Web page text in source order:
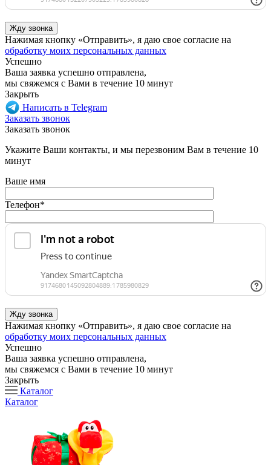
Нажимая кнопку «Отправить», я даю свое согласие на
обработку моих персональных данных
Успешно
Ваша заявка успешно отправлена,
мы свяжемся с Вами в течение 10 минут
Закрыть
Написать в Telegram
Заказать звонок
Заказать звонок
Укажите Ваши контакты, и мы перезвоним Вам в течение 10
минут
Ваше имя
Телефон*
Нажимая кнопку «Отправить», я даю свое согласие на
обработку моих персональных данных
Успешно
Ваша заявка успешно отправлена,
мы свяжемся с Вами в течение 10 минут
Закрыть
Каталог
Каталог